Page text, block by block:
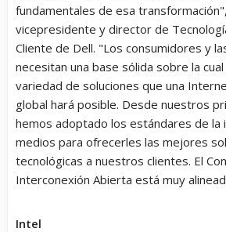
fundamentales de esa
vicepresidente y director de
Cliente de Dell. "Los consumidores y
necesitan una base sólida sobre la
variedad de soluciones que una
global hará posible. Desde nuestros
hemos adoptado los estándares de la
medios para ofrecerles las mejores
tecnológicas a nuestros clientes. El
Interconexión Abierta está muy
Intel